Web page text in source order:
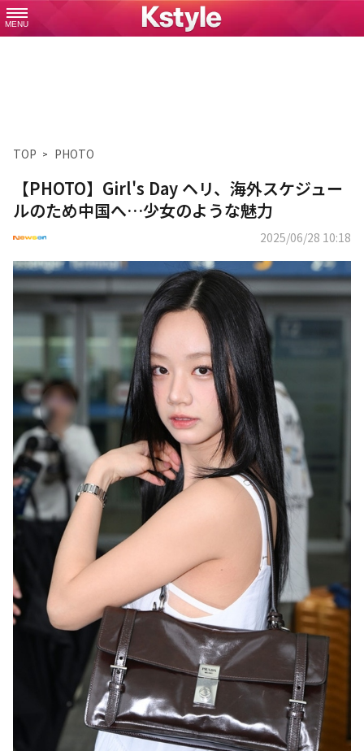
MENU
TOP PHOTO
【PHOTO】Girl's Day ヘリ、海外スケジュー
ルのため中国へ…少女のような魅力
2025/06/28 10:18